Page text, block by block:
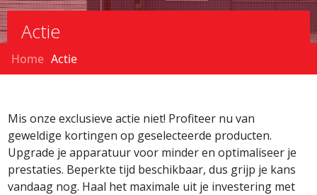
Actie
Home Actie
Mis onze exclusieve actie niet! Profiteer nu van
geweldige kortingen op geselecteerde producten.
Upgrade je apparatuur voor minder en optimaliseer je
prestaties. Beperkte tijd beschikbaar, dus grijp je kans
vandaag nog. Haal het maximale uit je investering met